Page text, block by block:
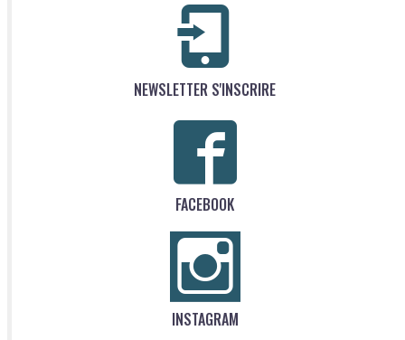
NEWSLETTER S'INSCRIRE
FACEBOOK
INSTAGRAM